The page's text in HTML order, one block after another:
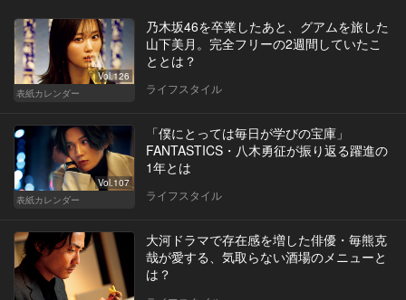
Vol.126
表紙カレンダー
乃木坂46を卒業したあと、グアムを旅した
山下美月。完全フリーの2週間していたこ
ととは？
ライフスタイル
Vol.107
表紙カレンダー
「僕にとっては毎日が学びの宝庫」
FANTASTICS・八木勇征が振り返る躍進の
1年とは
ライフスタイル
大河ドラマで存在感を増した俳優・毎熊克
哉が愛する、気取らない酒場のメニューと
は？